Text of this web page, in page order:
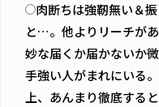
肉断ちは強靭無い＆
と…。他よりリーチが
妙な届くか届かないか
手強い人がまれにいる
上、あんまり徹底する